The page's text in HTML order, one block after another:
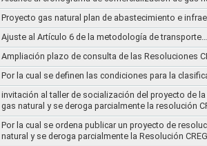
Proyecto gas natural plan de abastecimiento e
Ajuste al Artículo 6 de la metodología de
Ampliación plazo de consulta de las Resoluciones
Por la cual se definen las condiciones para la
invitación al taller de socialización del proyecto de
gas natural y se deroga parcialmente la resolución
Por la cual se ordena publicar un proyecto de
natural y se deroga parcialmente la Resolución